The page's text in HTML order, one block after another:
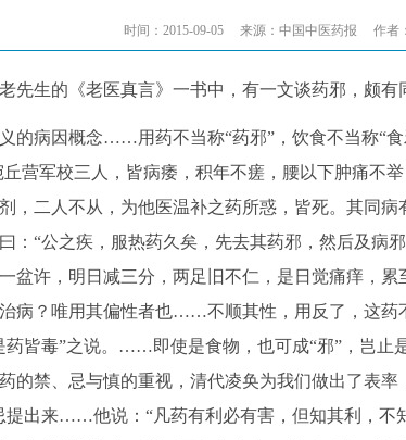
时间：2015-09-05 来源：中国中医药报 作者
先生的《老医真言》一书中，有一文谈药邪，颇有
的病因概念……用药不当称“药邪”，饮食不当称“
丘营军校三人，皆病痿，积年不瘥，腰以下肿痛不
，二人不从，为他医温补之药所惑，皆死。其同
：“公之疾，服热药久矣，先去其药邪，然后及病
盆许，明日减三分，两足旧不仁，是日觉痛痒，
？唯用其偏性者也……不顺其性，用反了，这药
药皆毒”之说。……即使是食物，也可成“邪”，岂止
禁、忌与慎的重视，清代凌奂为我们做出了表率
提出来……他说：“凡药有利必有害，但知其利，不